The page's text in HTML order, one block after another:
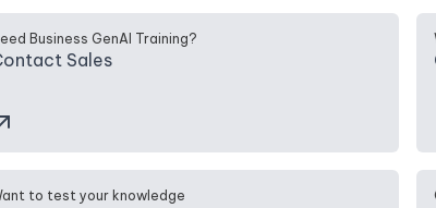
Business GenAI Training?
Sales
to test your knowledge